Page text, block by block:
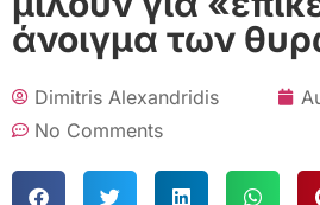
άνοιγμα των
Dimitris Alexandridis
No Comments